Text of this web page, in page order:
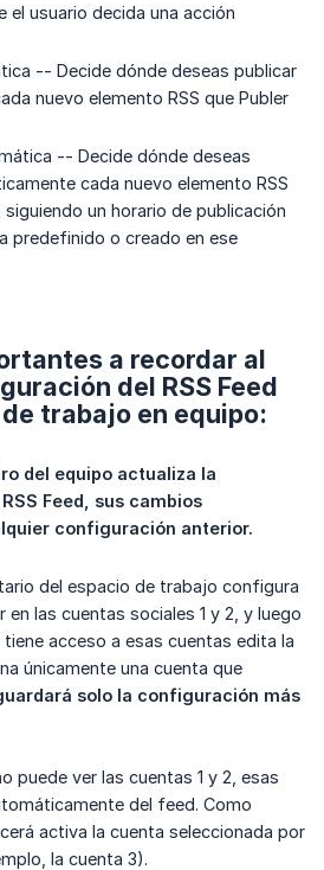
el usuario decida una acción
-- Decide dónde deseas publicar
nuevo elemento RSS que Publer
-- Decide dónde deseas
cada nuevo elemento RSS
un horario de publicación
predefinido o creado en ese
a recordar al
del RSS Feed
trabajo en equipo:
del equipo actualiza la
Feed, sus cambios
configuración anterior.
del espacio de trabajo configura
en las cuentas sociales 1 y 2, y luego
acceso a esas cuentas edita la
únicamente una cuenta que
solo la configuración más
puede ver las cuentas 1 y 2, esas
del feed. Como
activa la cuenta seleccionada por
la cuenta 3).